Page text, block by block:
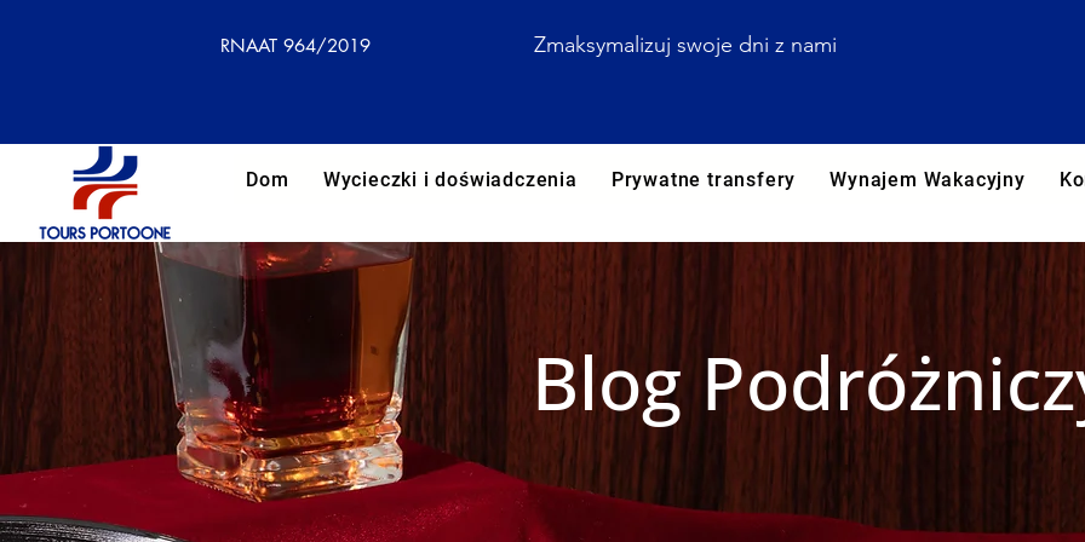
RNAAT 964/2019 Zmaksymalizuj swoje dni z nami
Dom Wycieczki i doświadczenia Prywatne transfery Wynajem Wakacyjny
Blog